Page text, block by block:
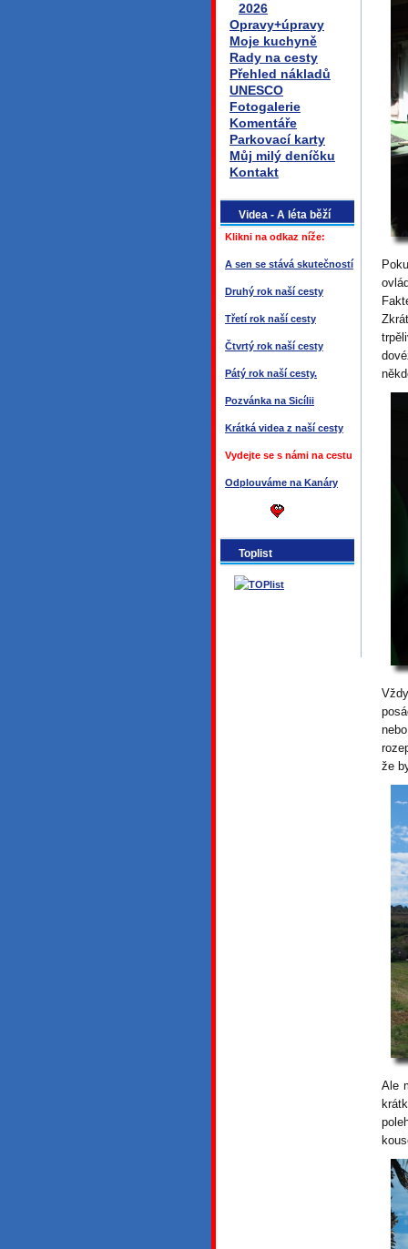
2026
Opravy+úpravy
Moje kuchyně
Rady na cesty
Přehled nákladů
UNESCO
Fotogalerie
Komentáře
Parkovací karty
Můj milý deníčku
Kontakt
Videa - A léta běží
Klikni na odkaz níže:
A sen se stává skutečností
Druhý rok naší cesty
Třetí rok naší cesty
Čtvrtý rok naší cesty
Pátý rok naší cesty.
Pozvánka na Sicílii
Krátká videa z naší cesty
Vydejte se s námi na cestu
Odplouváme na Kanáry
Toplist
že
Ale